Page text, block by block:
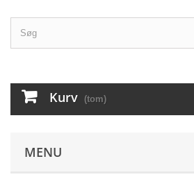
Kurv (tom)
MENU